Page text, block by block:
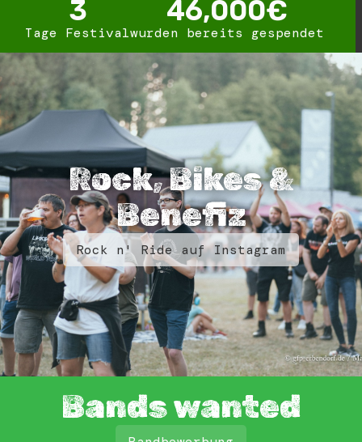
Tage Festival
3
wurden bereits gespendet
46,000€
Rock, Bikes &
Benefiz
Rock n' Ride auf Instagram
Bands wanted